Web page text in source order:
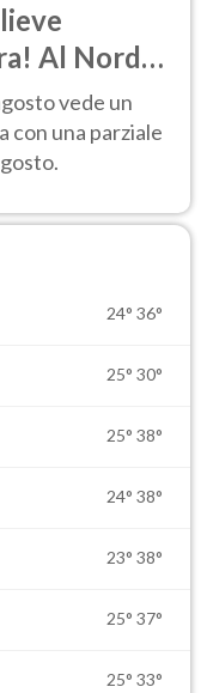
Al Nord
vede un
con una parziale
24° 36°
25° 30°
25° 38°
24° 38°
23° 38°
25° 37°
25° 33°